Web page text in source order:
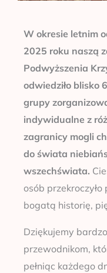
W okresie letnim
2025 roku naszą
Podwyższenia
odwiedziło blisko
grupy
indywidualne z
zagranicy mogli
do świata
wszechświata.
osób
bogatą historię,
Dziękujemy
przewodnikom,
pełniąc każdego